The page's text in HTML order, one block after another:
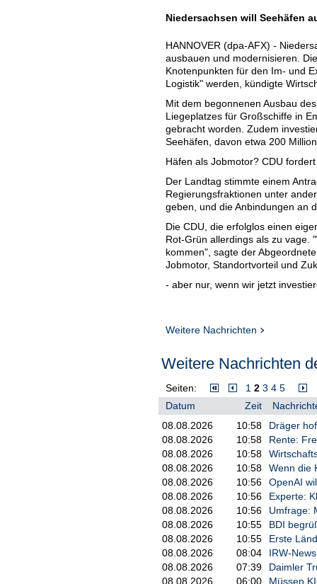
Niedersachsen will Seehäfen
HANNOVER (dpa-AFX) -
ausbauen und modernisieren.
Knotenpunkten für den Im- und
Logistik" werden, kündigte
Mit dem begonnenen Ausbau
Liegeplatzes für Großschiffe in
gebracht worden. Zudem
Seehäfen, davon etwa 200
Häfen als Jobmotor? CDU
Der Landtag stimmte einem
Regierungsfraktionen unter
geben, und die Anbindungen an
Die CDU, die erfolglos einen
Rot-Grün allerdings als zu vage.
kommen", sagte der
Jobmotor, Standortvorteil und
- aber nur, wenn wir jetzt
Weitere Nachrichten
Weitere Nachrichten
Seiten: 1 2 3 4 5
Datum
Zeit
08.08.2026
10:58
Dräger
08.08.2026
10:58
Rente:
08.08.2026
10:58
08.08.2026
10:58
Wenn die
08.08.2026
10:56
OpenAI
08.08.2026
10:56
Experte:
08.08.2026
10:56
Umfrage:
08.08.2026
10:55
BDI
08.08.2026
10:55
Erste
08.08.2026
08:04
IRW-
08.08.2026
07:39
Daimler
08.08.2026
06:00
Müssen